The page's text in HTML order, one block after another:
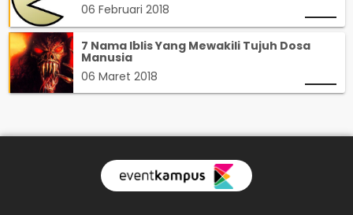
06 Februari 2018
7 Nama Iblis Yang Mewakili Tujuh Dosa
Manusia
06 Maret 2018